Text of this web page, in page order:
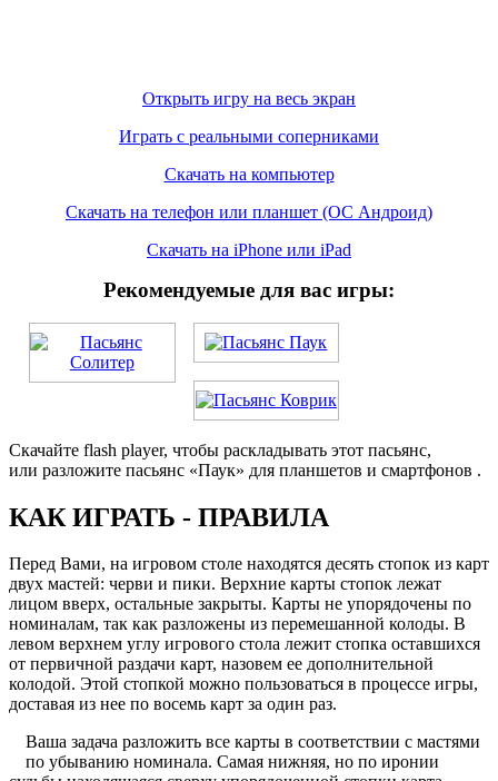
Открыть игру на весь экран
Играть с реальными соперниками
Скачать на компьютер
Скачать на телефон или планшет (ОС Андроид)
Скачать на iPhone или iPad
Рекомендуемые для вас игры:
Скачайте flash player, чтобы раскладывать этот пасьянс,
или разложите пасьянс «Паук» для планшетов и смартфонов .
КАК ИГРАТЬ - ПРАВИЛА
Перед Вами, на игровом столе находятся десять стопок из карт
двух мастей: черви и пики. Верхние карты стопок лежат
лицом вверх, остальные закрыты. Карты не упорядочены по
номиналам, так как разложены из перемешанной колоды. В
левом верхнем углу игрового стола лежит стопка оставшихся
от первичной раздачи карт, назовем ее дополнительной
колодой. Этой стопкой можно пользоваться в процессе игры,
доставая из нее по восемь карт за один раз.
Ваша задача разложить все карты в соответствии с мастями
по убыванию номинала. Самая нижняя, но по иронии